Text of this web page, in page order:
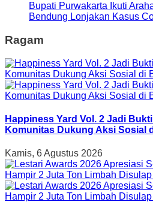
Bupati Purwakarta Ikuti
Bendung Lonjakan Kasus
Ragam
Happiness Yard Vol. 2 Jadi
Komunitas Dukung Aksi Sosial
Kamis, 6 Agustus 2026